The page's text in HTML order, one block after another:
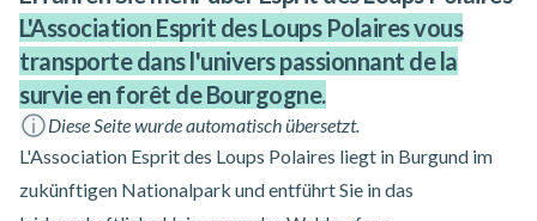
L'Association Esprit des Loups Polaires vous
transporte dans l'univers passionnant de la
survie en forêt de Bourgogne.
Diese Seite wurde automatisch übersetzt.
L'Association Esprit des Loups Polaires liegt in Burgund im
zukünftigen Nationalpark und entführt Sie in das